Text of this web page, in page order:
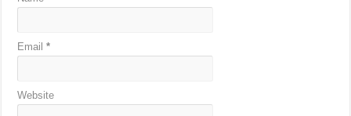
Email*
Website